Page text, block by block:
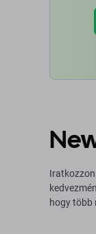
hogy több